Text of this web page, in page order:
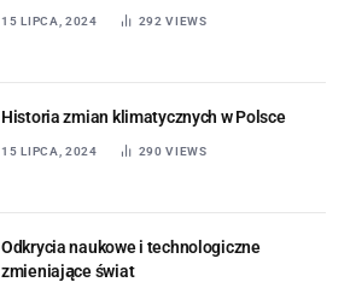
15 LIPCA, 2024 292VIEWS
Historia zmian klimatycznych w Polsce
15 LIPCA, 2024 290VIEWS
Odkrycia naukowe i technologiczne
zmieniające świat